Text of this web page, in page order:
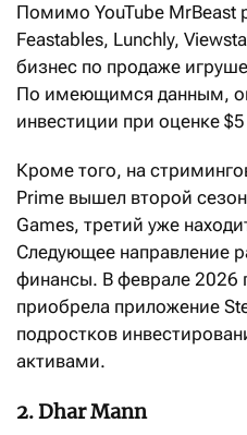
Помимо YouTube MrBeast
Feastables, Lunchly,
бизнес по продаже
По имеющимся данным,
инвестиции при оценке
Кроме того, на
Prime вышел второй
Games, третий уже
Следующее направление
финансы. В феврале 2026
приобрела приложение
подростков
активами.
2. Dhar Mann